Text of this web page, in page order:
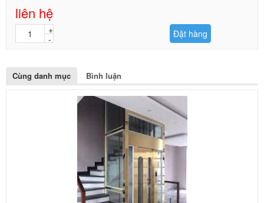
liên hệ
Đặt hàng
Cùng danh mục Bình luận